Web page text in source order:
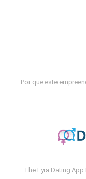
Por que este
The Fyra Dating